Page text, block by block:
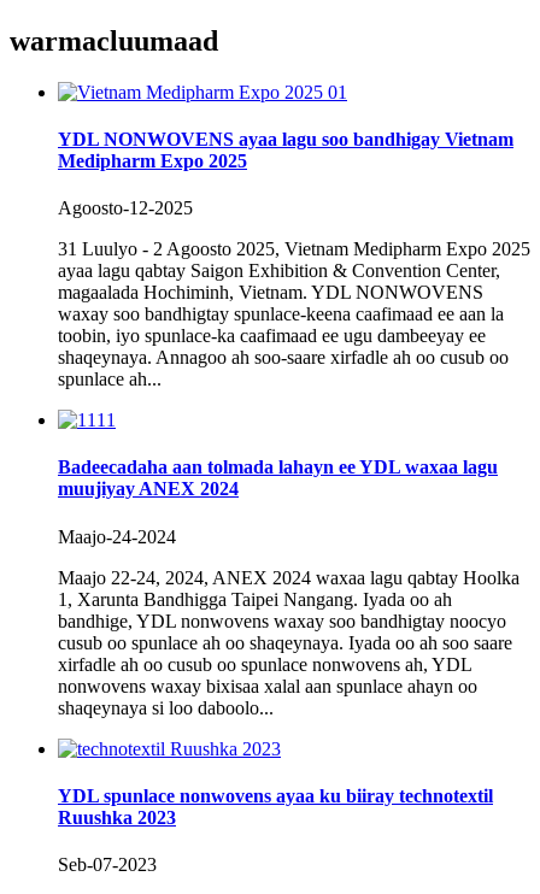
warmacluumaad
YDL NONWOVENS ayaa lagu soo bandhigay Vietnam
Medipharm Expo 2025
Agoosto-12-2025
31 Luulyo - 2 Agoosto 2025, Vietnam Medipharm Expo 2025
ayaa lagu qabtay Saigon Exhibition & Convention Center,
magaalada Hochiminh, Vietnam. YDL NONWOVENS
waxay soo bandhigtay spunlace-keena caafimaad ee aan la
toobin, iyo spunlace-ka caafimaad ee ugu dambeeyay ee
shaqeynaya. Annagoo ah soo-saare xirfadle ah oo cusub oo
spunlace ah...
Badeecadaha aan tolmada lahayn ee YDL waxaa lagu
muujiyay ANEX 2024
Maajo-24-2024
Maajo 22-24, 2024, ANEX 2024 waxaa lagu qabtay Hoolka
1, Xarunta Bandhigga Taipei Nangang. Iyada oo ah
bandhige, YDL nonwovens waxay soo bandhigtay noocyo
cusub oo spunlace ah oo shaqeynaya. Iyada oo ah soo saare
xirfadle ah oo cusub oo spunlace nonwovens ah, YDL
nonwovens waxay bixisaa xalal aan spunlace ahayn oo
shaqeynaya si loo daboolo...
YDL spunlace nonwovens ayaa ku biiray technotextil
Ruushka 2023
Seb-07-2023